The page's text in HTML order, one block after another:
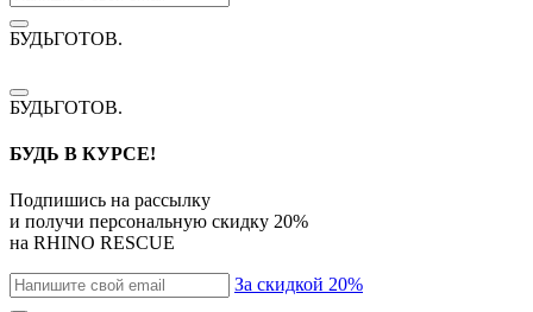
БУДЬГОТОВ.
БУДЬГОТОВ.
БУДЬ В КУРСЕ!
Подпишись на рассылку
и получи персональную скидку 20%
на RHINO RESCUE
За скидкой 20%